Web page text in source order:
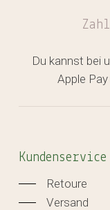
Du kannst bei
Apple
Kundenservice
Retoure
Versand